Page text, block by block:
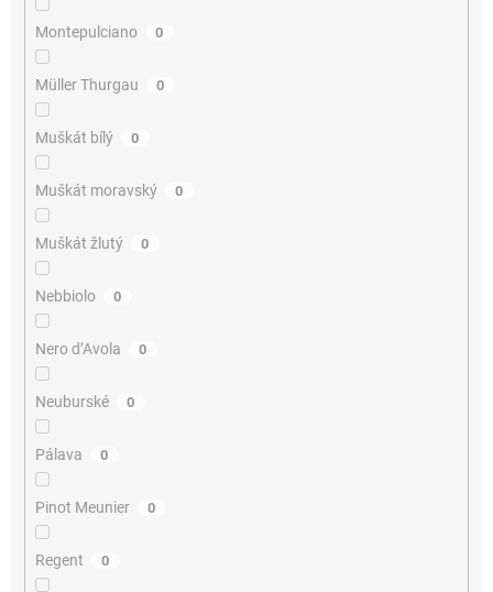
Montepulciano 0
Müller Thurgau 0
Muškát bílý 0
Muškát moravský 0
Muškát žlutý 0
Nebbiolo 0
Nero d’Avola 0
Neuburské 0
Pálava 0
Pinot Meunier 0
Regent 0